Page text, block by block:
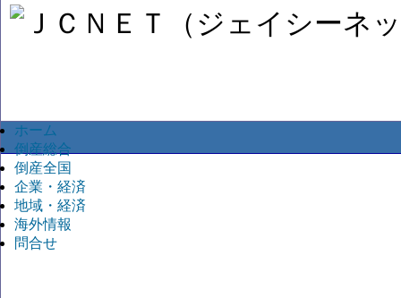
ホーム
倒産総合
倒産全国
企業・経済
地域・経済
海外情報
問合せ